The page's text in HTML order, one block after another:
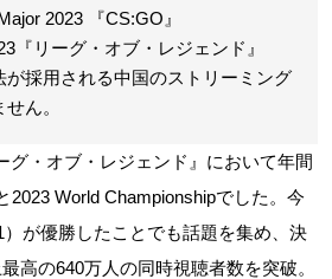
2023 『CS:GO』
『リーグ・オブ・レジェンド』
が採用される中国のストリーミング
ん。
グ・オブ・レジェンド』において年間
2023 World Championshipでした。今
が優勝したことでも話題を集め、決
高の640万人の同時視聴者数を突破。